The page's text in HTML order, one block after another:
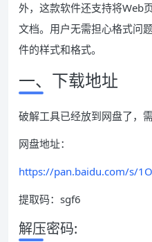
外，这款软件还支持将Web
文档。用户无需担心格式问
件的样式和格式。
一、下载地址
破解工具已经放到网盘了，
网盘地址：
https://pan.baidu.com/s/
提取码：sgf6
解压密码: